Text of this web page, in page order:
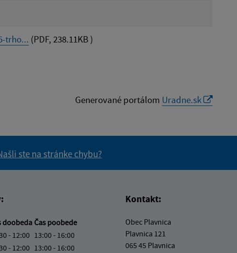
trho... (PDF, 238.11KB )
Generované portálom Uradne.sk
ste na stránke chybu?
doobeda Čas poobede
- 12:00 13:00 - 16:00
- 12:00 13:00 - 16:00
Kontakt:
Obec Plavnica
Plavnica 121
065 45 Plavnica